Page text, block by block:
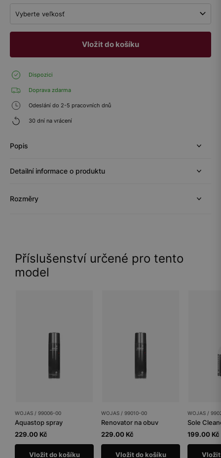
Vyberte veľkosť
Vložit do košíku
Dispozici
Doprava zdarma
Odeslání do 2-5 pracovních dnů
30 dní na vrácení
Popis
Detailní informace o produktu
Rozměry
Příslušenství určené pro tento
model
WOJAS / 99006-00
Aquastop spray
229.00 Kč
Vložit do košíku
WOJAS / 99010-00
Renovator na obuv
229.00 Kč
Vložit do košíku
WOJAS /
199.00 Kč